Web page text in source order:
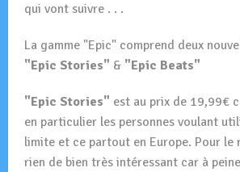
qui vont suivre . . .
La gamme "Epic" comprend deux
"Epic Stories" & "Epic Beats"
"Epic Stories" est au prix de 19,99€
en particulier les personnes voulant
limite et ce partout en Europe. Pour le
rien de bien très intéressant car à